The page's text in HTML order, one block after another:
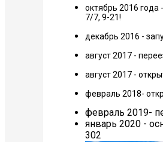
октябрь 2016
7/7, 9-21!
декабрь 2016 -
август 2017 -
август 2017 -
февраль 2018-
февраль 2019-
январь 2020 -
302